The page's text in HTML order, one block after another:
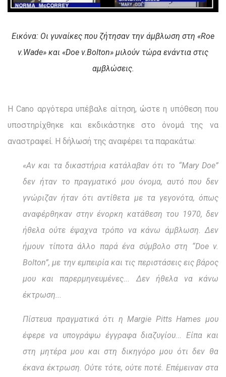
Εικόνα: Οι γυναίκες που ζήτησαν την άμβλωση στη «Roe
v.Wade» και «Doe v.Bolton» μιλούν τώρα ενάντια στις
αμβλώσεις.
Η Cano αργότερα υπέβαλε αίτηση, ώστε η υπόθεση που
υποστηρίχθηκε και εκδικάστηκε στο όνομά της να
αναστραφεί. Η δήλωσή της αναφέρει τα παρακάτω:
«Αν και τα δικαστήρια κατάλαβαν ότι το “Mary Doe”
δεν ήταν το πραγματικό μου όνομα, αυτό που δεν
γνώριζαν ήταν ότι αντίθετα με τα γεγονότα, όπως
αναφέρθηκαν στην ένορκη κατάθεση του 1970, δεν
ήθελα ούτε έψαχνα τρόπο να κάνω άμβλωση. Δεν
ήμουν τίποτα άλλο παρά ένα σύμβολο στη “Doe v.
Bolton”, με την εμπειρία και τις περιστάσεις εις βάρος
μου και παρερμηνευμένες... Δεν ήθελα να κάνω
έκτρωση...
Πίστευα πραγματικά ότι η Margie Pitts Hames μου
έφερε να υπογράψω έγγραφα διαζυγίου... Είπα και
στη μητέρα μου και στη δικηγόρο μου ότι δεν θα
έκανα έκτρωση. Ούτε τότε, ούτε ποτέ. Επέμειναν στα